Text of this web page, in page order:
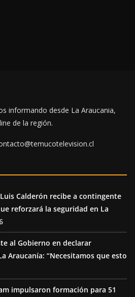
informando desde La Araucania,
de la región.
Calderón recibe a contingente
reforzará la seguridad en La
al Gobierno en declarar
Araucanía: “Necesitamos que esto
impulsaron formación para 51